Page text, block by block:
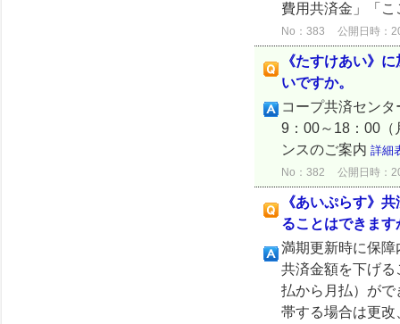
費用共済金」「
No：383 公開日時：
《たすけあい》
いですか。
コープ共済セン
9：00～18：00
ンスのご案内 詳細
No：382 公開日時：
《あいぷらす》
ることはできます
満期更新時に保
共済金額を下げ
払から月払）が
帯する場合は更